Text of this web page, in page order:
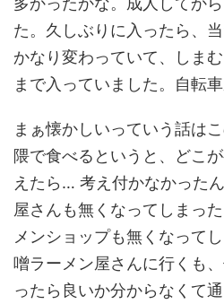
た。久しぶりに入ったら、
かなり変わっていて、しま
まで入っていました。自転車
まぁ懐かしいっていう話は
隈で食べるというと、どこ
えたら… 考え付かなかった
屋さんも無くなってしまっ
メンショップも無くなって
噌ラーメン屋さんに行くも
ったら良いか分からなくて